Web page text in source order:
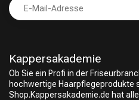
Friseurwahl
Kappersakademie
Ob Sie ein Profi in der
hochwertige Haarpflegeprodukte
Shop.Kappersakademie.de hat